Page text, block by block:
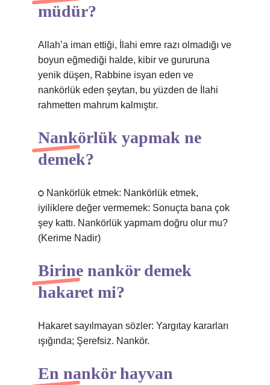
müdür?
Allah’a iman ettiği, İlahi emre razı olmadığı ve
boyun eğmediği halde, kibir ve gururuna
yenik düşen, Rabbine isyan eden ve
nankörlük eden şeytan, bu yüzden de İlahi
rahmetten mahrum kalmıştır.
Nankörlük yapmak ne
demek?
ѻ Nankörlük etmek: Nankörlük etmek,
iyiliklere değer vermemek: Sonuçta bana çok
şey kattı. Nankörlük yapmam doğru olur mu?
(Kerime Nadir)
Birine nankör demek
hakaret mi?
Hakaret sayılmayan sözler: Yargıtay kararları
ışığında; Şerefsiz. Nankör.
En nankör hayvan